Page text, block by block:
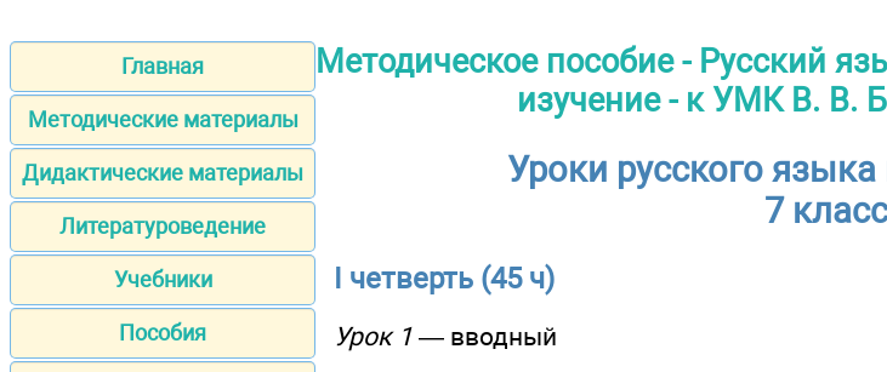
Главная
Методические материалы
Дидактические материалы
Литературоведение
Учебники
Пособия
Методическое пособие - Русский
изучение - к УМК В. В.
Уроки русского
7 класс
I четверть (45 ч)
Урок 1 — вводный